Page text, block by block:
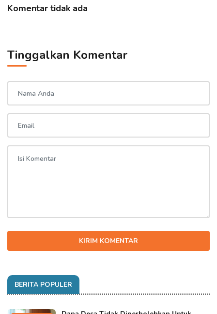
Komentar tidak ada
Tinggalkan Komentar
KIRIM KOMENTAR
BERITA POPULER